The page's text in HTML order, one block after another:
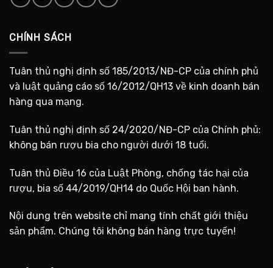
CHÍNH SÁCH
Tuân thủ nghị định số 185/2013/NĐ-CP của chính phủ
và luật quảng cáo số 16/2012/QH13 về kinh doanh bán
hàng qua mạng.
Tuân thủ nghị định số 24/2020/NĐ-CP của Chính phủ:
không bán rượu bia cho người dưới 18 tuổi.
Tuân thủ Điều 16 của Luật Phòng, chống tác hại của
rượu, bia số 44/2019/QH14 do Quốc Hội ban hành.
Nội dung trên website chỉ mang tính chất giới thiệu
sản phẩm. Chúng tôi không bán hàng trực tuyến!